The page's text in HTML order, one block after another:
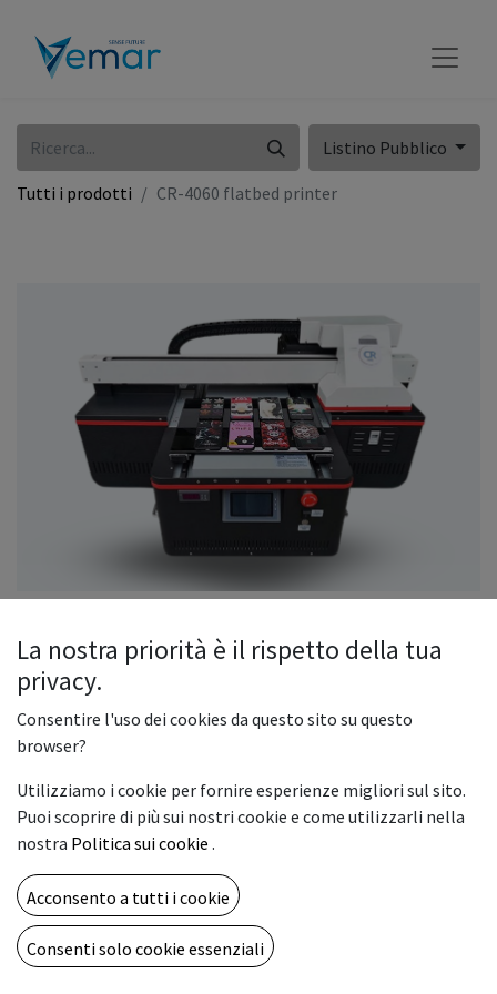
Listino Pubblico
Tutti i prodotti CR-4060 flatbed printer
CR-4060 flatbed printer
La stampante flatbed UV CR-4060 ha una velocità di stampa
colori, bianco e varnish. E' in grado di stampare direttamente
su metallo, legno, pvc, plastica, vetro, cristallo, pietra e
bottiglie tramite rotary. Supporta anche la stampa diretta
su pellicola per DTF UV.
TESTINE
La nostra priorità è il rispetto della tua
privacy.
Consentire l'uso dei cookies da questo sito su questo
browser?
Utilizziamo i cookie per fornire esperienze migliori sul sito.
Puoi scoprire di più sui nostri cookie e come utilizzarli nella
nostra Politica sui cookie .
Acconsento a tutti i cookie
Consenti solo cookie essenziali